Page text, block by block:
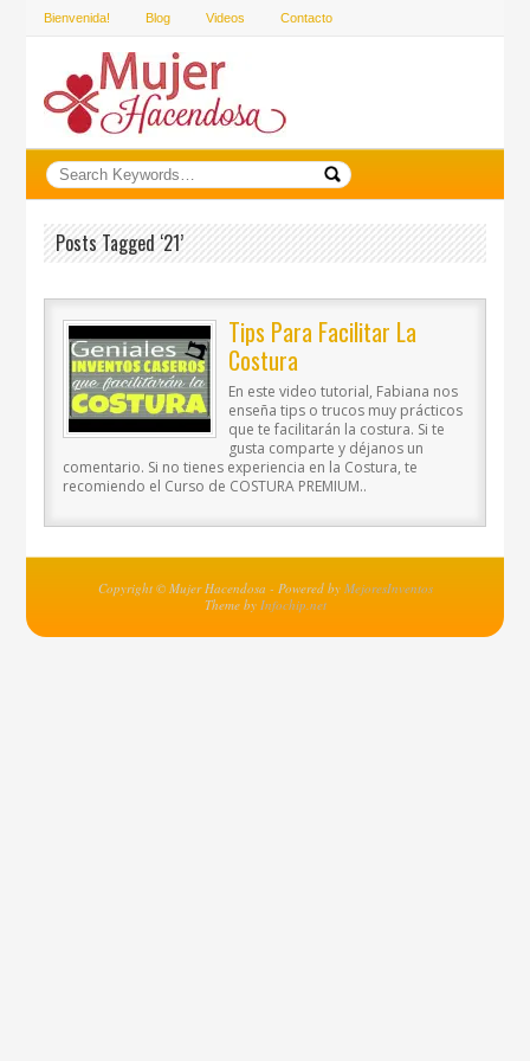
Bienvenida! Blog Videos Contacto
Posts Tagged ‘21’
Tips Para Facilitar La
Costura
En este video tutorial, Fabiana nos
enseña tips o trucos muy prácticos
que te facilitarán la costura. Si te
gusta comparte y déjanos un
comentario. Si no tienes experiencia en la Costura, te
recomiendo el Curso de COSTURA PREMIUM..
Copyright © Mujer Hacendosa - Powered by MejoresInventos
Theme by Infochip.net